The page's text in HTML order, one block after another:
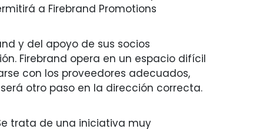
a Firebrand Promotions
y del apoyo de sus socios
Firebrand opera en un espacio difícil
con los proveedores adecuados,
otro paso en la dirección correcta.
trata de una iniciativa muy